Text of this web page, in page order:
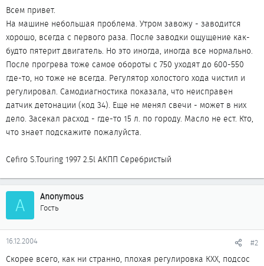
Всем привет.
На машине небольшая проблема. Утром завожу - заводится
хорошо, всегда с первого раза. После заводки ощущение как-
будто пятерит двигатель. Но это иногда, иногда все нормально.
После прогрева тоже самое обороты с 750 уходят до 600-550
где-то, но тоже не всегда. Регулятор холостого хода чистил и
регулировал. Самодиагностика показала, что неисправен
датчик детонации (код 34). Еще не менял свечи - может в них
дело. Засекал расход - где-то 15 л. по городу. Масло не ест. Кто,
что знает подскажите пожалуйста.
Cefiro S.Touring 1997 2.5l АКПП Серебристый
A Anonymous
Гость
16.12.2004 #2
Скорее всего, как ни странно, плохая регулировка КХХ, подсос